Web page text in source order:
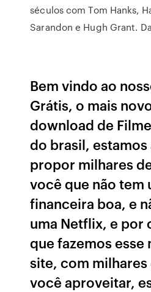
séculos com Tom Hanks,
Sarandon e Hugh Grant.
Bem vindo ao
Grátis, o mais
download de
do brasil, estamos
propor milhares
você que não tem
financeira boa, e
uma Netflix, e por
que fazemos esse
site, com
você aproveitar,